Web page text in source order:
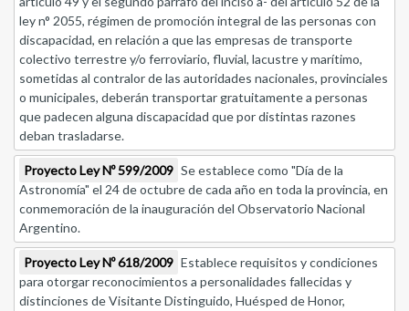
ley n° 2055, régimen de promoción integral de las personas con
discapacidad, en relación a que las empresas de transporte
colectivo terrestre y/o ferroviario, fluvial, lacustre y marítimo,
sometidas al contralor de las autoridades nacionales, provinciales
o municipales, deberán transportar gratuitamente a personas
que padecen alguna discapacidad que por distintas razones
deban trasladarse.
Proyecto Ley Nº 599/2009 Se establece como "Día de la
Astronomía" el 24 de octubre de cada año en toda la provincia, en
conmemoración de la inauguración del Observatorio Nacional
Argentino.
Proyecto Ley Nº 618/2009 Establece requisitos y condiciones
para otorgar reconocimientos a personalidades fallecidas y
distinciones de Visitante Distinguido, Huésped de Honor,